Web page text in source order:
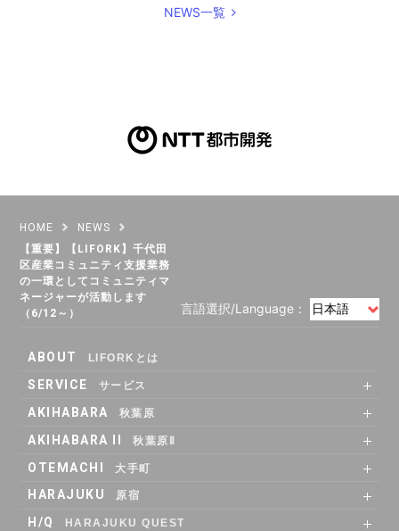
NEWS一覧
HOME
NEWS
【重要】【LIFORK】千代田
区産業コミュニティ支援業務
の一環としてコミュニティマ
ネージャーが活動します
（6/12～）
言語選択/Language：
ABOUT LIFORKとは
SERVICE サービス
AKIHABARA 秋葉原
AKIHABARA II 秋葉原Ⅱ
OTEMACHI 大手町
HARAJUKU 原宿
H/Q HARAJUKU QUEST